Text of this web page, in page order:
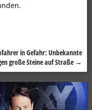
in Gefahr: Unbekannte
große Steine auf Straße →